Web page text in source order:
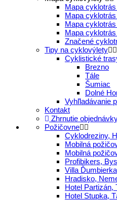
Mapa
Mapa
Mapa
Mapa
Značené
Tipy na cyklovýlety
Cyklistické
Brezno
Tále
Šumiac
Dolné
Vyhľladávanie
Kontakt
Zhrnutie
Požičovne
Cyklodreziny,
Mobilná
Mobilná
Profibikers,
Villa
Hradisko,
Hotel Partizán,
Hotel Stupka,